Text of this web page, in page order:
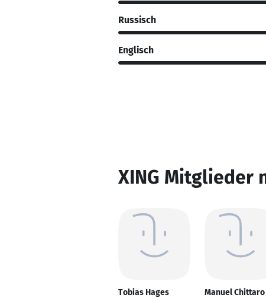
Russisch
Englisch
XING Mitglieder
Tobias Hages Manuel Chittaro